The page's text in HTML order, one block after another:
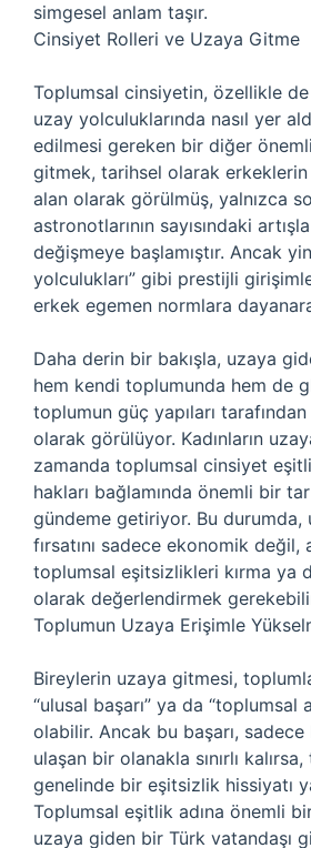
simgesel anlam taşır.
Cinsiyet Rolleri ve Uzaya Gitme
Toplumsal cinsiyetin, özellikle de
uzay yolculuklarında nasıl yer
edilmesi gereken bir diğer
gitmek, tarihsel olarak
alan olarak görülmüş, yalnızca
astronotlarının sayısındaki
değişmeye başlamıştır. Ancak
yolculukları” gibi prestijli
erkek egemen normlara
Daha derin bir bakışla, uzaya
hem kendi toplumunda hem de
toplumun güç yapıları tarafından
olarak görülüyor. Kadınların
zamanda toplumsal cinsiyet
hakları bağlamında önemli bir
gündeme getiriyor. Bu durumda,
fırsatını sadece ekonomik değil,
toplumsal eşitsizlikleri kırma ya
olarak değerlendirmek
Toplumun Uzaya Erişimle
Bireylerin uzaya gitmesi,
“ulusal başarı” ya da “toplumsal
olabilir. Ancak bu başarı, sadece
ulaşan bir olanakla sınırlı
genelinde bir eşitsizlik hissiyatı
Toplumsal eşitlik adına önemli bir
uzaya giden bir Türk vatandaşı